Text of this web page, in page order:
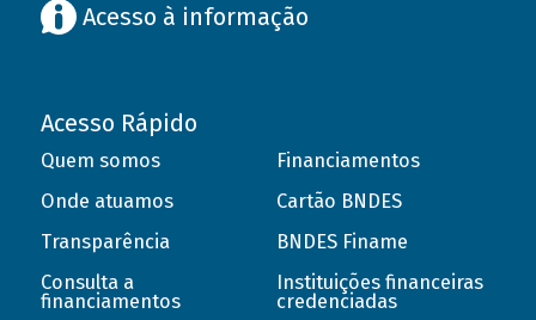
Acesso à informação
Acesso Rápido
Quem somos
Onde atuamos
Transparência
Consulta a
financiamentos
Financiamentos
Cartão BNDES
BNDES Finame
Instituições financeiras
credenciadas